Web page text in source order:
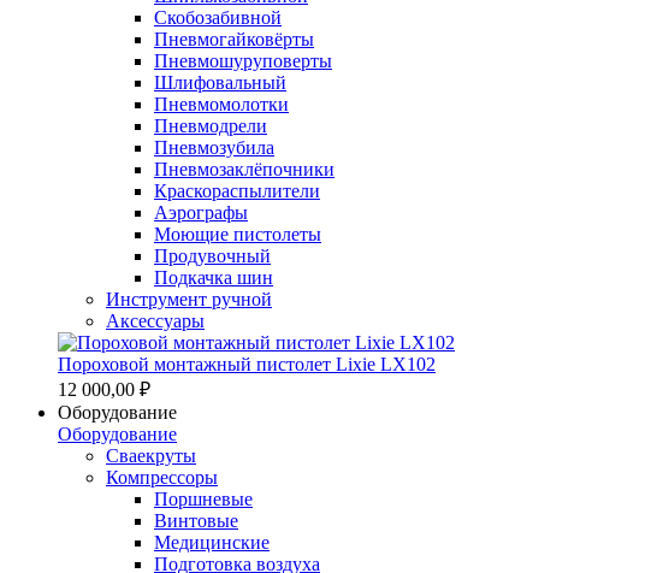
Скобозабивной
Пневмогайковёрты
Пневмошуруповерты
Шлифовальный
Пневмомолотки
Пневмодрели
Пневмозубила
Пневмозаклёпочники
Краскораспылители
Аэрографы
Моющие пистолеты
Продувочный
Подкачка шин
Инструмент ручной
Аксессуары
Пороховой монтажный пистолет Lixie LX102
12 000,00 ₽
Оборудование
Оборудование
Сваекруты
Компрессоры
Поршневые
Винтовые
Медицинские
Подготовка воздуха